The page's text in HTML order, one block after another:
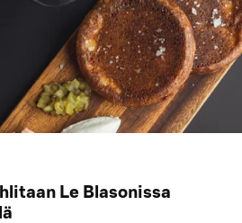
Le Blasonissa